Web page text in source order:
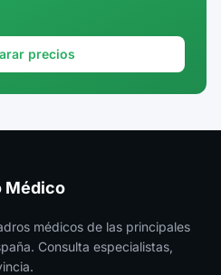
precios
Médico
médicos de las principales
Consulta especialistas,